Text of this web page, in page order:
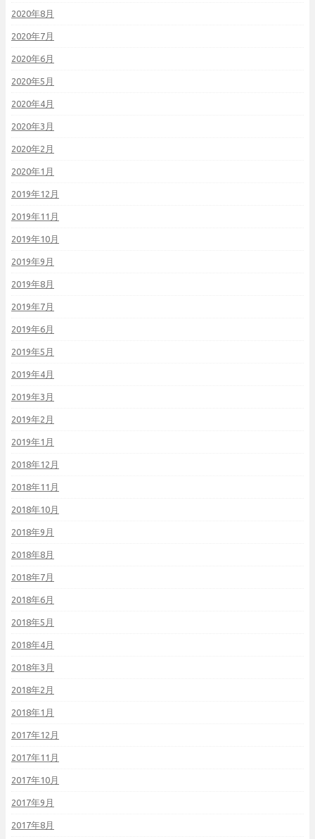
2020年8月
2020年7月
2020年6月
2020年5月
2020年4月
2020年3月
2020年2月
2020年1月
2019年12月
2019年11月
2019年10月
2019年9月
2019年8月
2019年7月
2019年6月
2019年5月
2019年4月
2019年3月
2019年2月
2019年1月
2018年12月
2018年11月
2018年10月
2018年9月
2018年8月
2018年7月
2018年6月
2018年5月
2018年4月
2018年3月
2018年2月
2018年1月
2017年12月
2017年11月
2017年10月
2017年9月
2017年8月